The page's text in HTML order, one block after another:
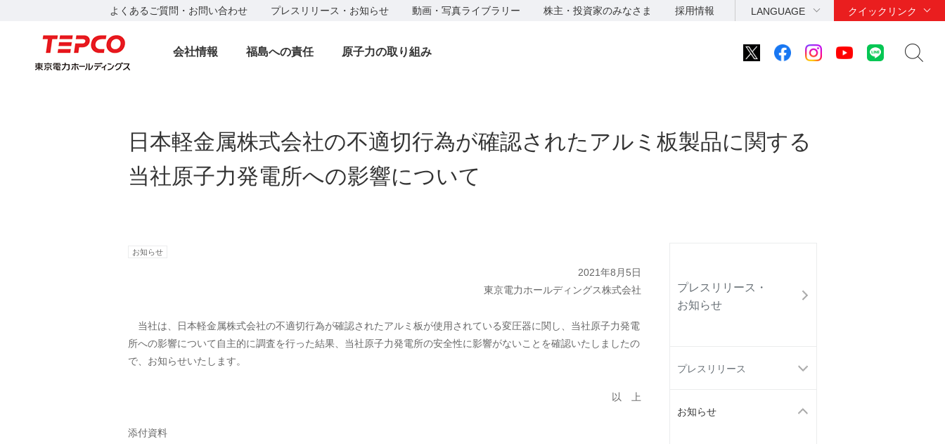
よくあるご質問・お問い合わせ プレスリリース・お知らせ 動画・写真ライブラリー 株主・投資家のみなさま 採用情報 LANGUAGE クイックリンク
会社情報 福島への責任 原子力の取り組み
プレスリリース・
お知らせ
プレスリリース
お知らせ
日本軽金属株式会社の不適切行為が確認されたアルミ板製品に関する
当社原子力発電所への影響について
お知らせ
2021年8月5日
東京電力ホールディングス株式会社
当社は、日本軽金属株式会社の不適切行為が確認されたアルミ板が使用されている変圧器に関し、当社原子力発電
所への影響について自主的に調査を行った結果、当社原子力発電所の安全性に影響がないことを確認いたしましたの
で、お知らせいたします。
以 上
添付資料